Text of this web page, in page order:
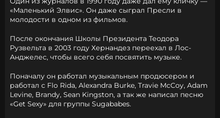
«Маленький Элвис». Он даже сыграл Пресли в
молодости в одном из фильмов.
После окончания Школы Президента Теодора
Рузвельта в 2003 году Хернандез переехал в Лос-
Анджелес, чтобы всего себя посвятить музыке.
Поначалу он работал музыкальным продюсером и
работал с Flo Rida, Alexandra Burke, Travie McCoy, Adam
Levine, Brandy, Sean Kingston, а так же написал песню
«Get Sexy» для группы Sugababes.